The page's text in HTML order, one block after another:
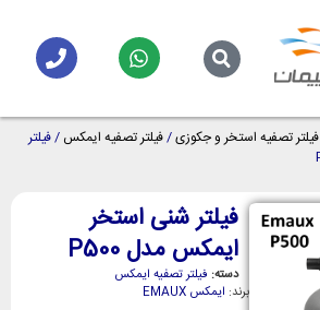
فیلتر تصفیه استخر و جکوزی/فیلتر تصفیه ایمکس / فیلتر
فیلتر شنی استخر
ایمکس مدل P500
دسته: فیلتر تصفیه ایمکس
برند: ایمکس EMAUX